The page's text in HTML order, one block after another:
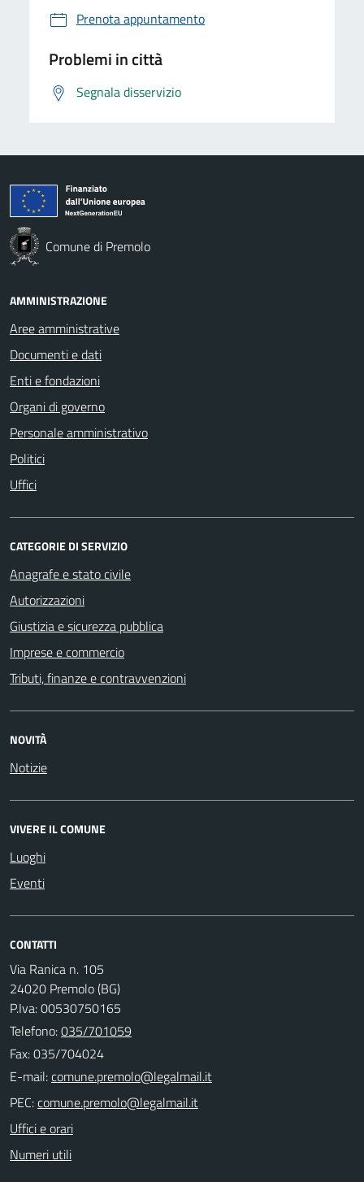
Prenota appuntamento
Problemi in città
Segnala disservizio
Comune di Premolo
AMMINISTRAZIONE
Aree amministrative
Documenti e dati
Enti e fondazioni
Organi di governo
Personale amministrativo
Politici
Uffici
CATEGORIE DI SERVIZIO
Anagrafe e stato civile
Autorizzazioni
Giustizia e sicurezza pubblica
Imprese e commercio
Tributi, finanze e contravvenzioni
NOVITÀ
Notizie
VIVERE IL COMUNE
Luoghi
Eventi
CONTATTI
Via Ranica n. 105
24020 Premolo (BG)
P.Iva: 00530750165
Telefono:035/701059
Fax: 035/704024
E-mail:
PEC:
Uffici e orari
Numeri utili